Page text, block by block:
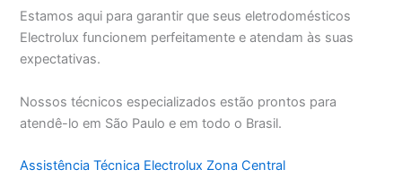
Estamos aqui para garantir que seus eletrodomésticos
Electrolux funcionem perfeitamente e atendam às suas
expectativas.
Nossos técnicos especializados estão prontos para
atendê-lo em São Paulo e em todo o Brasil.
Assistência Técnica Electrolux Zona Central